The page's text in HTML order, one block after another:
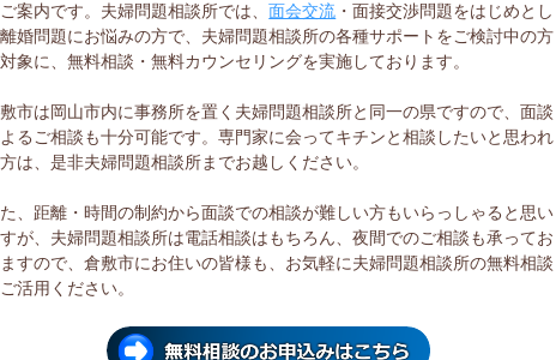
案内です。夫婦問題相談所では、面会交流 ・面接交渉問題をはじめとし
婚問題にお悩みの方で、夫婦問題相談所の各種サポートをご検討中の方
象に、無料相談・無料カウンセリングを実施しております。
市は岡山市内に事務所を置く夫婦問題相談所と同一の県ですので、面談
るご相談も十分可能です。専門家に会ってキチンと相談したいと思われ
は、是非夫婦問題相談所までお越しください。
、距離・時間の制約から面談での相談が難しい方もいらっしゃると思い
が、夫婦問題相談所は電話相談はもちろん、夜間でのご相談も承ってお
すので、倉敷市にお住いの皆様も、お気軽に夫婦問題相談所の無料相談
活用ください。